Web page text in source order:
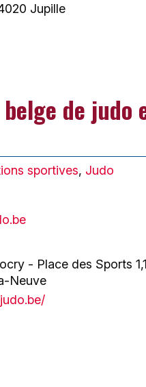
Jupille
de judo
sportives, Judo
- Place des Sports
Neuve